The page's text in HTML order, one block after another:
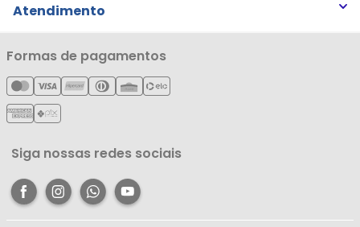
Notícias
Cartão Líderzan
Trocas e Devoluções
Política de Privacidade
Política de Entrega
Política de Reembolso
Atendimento
Minha Conta
Meus Pedidos
Meus Favoritos
Central de Atendimento
Formas de pagamentos
Siga nossas redes sociais